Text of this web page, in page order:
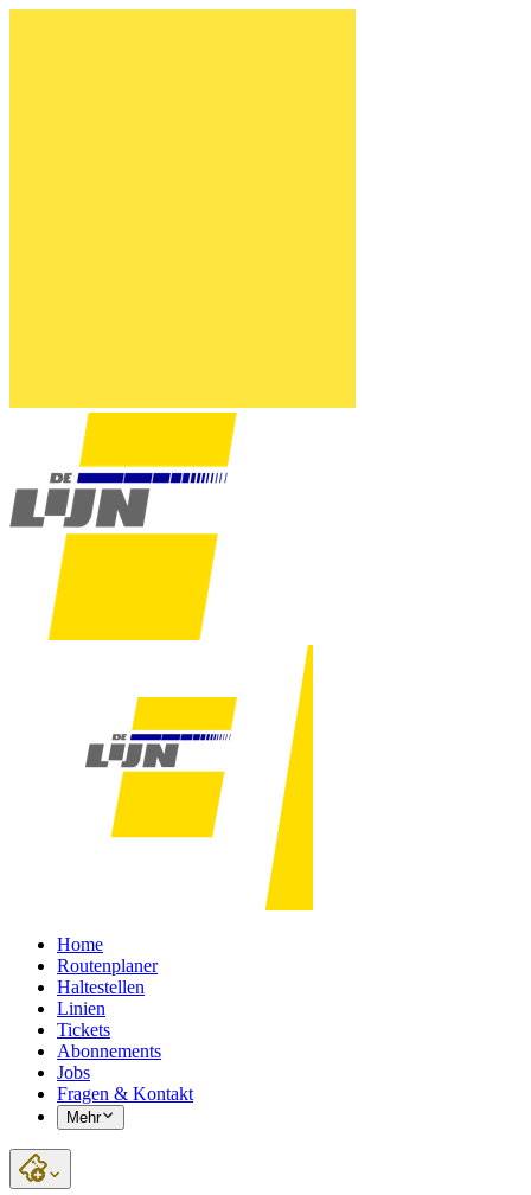
Home
Routenplaner
Haltestellen
Linien
Tickets
Abonnements
Jobs
Fragen & Kontakt
Mehr